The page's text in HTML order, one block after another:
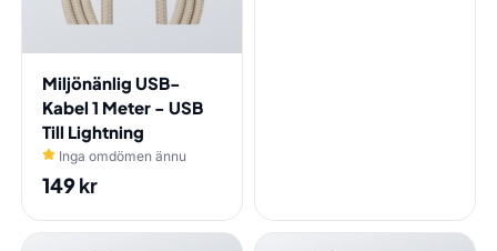
Miljönänlig USB-
Kabel 1 Meter - USB
Till Lightning
Inga omdömen ännu
149kr